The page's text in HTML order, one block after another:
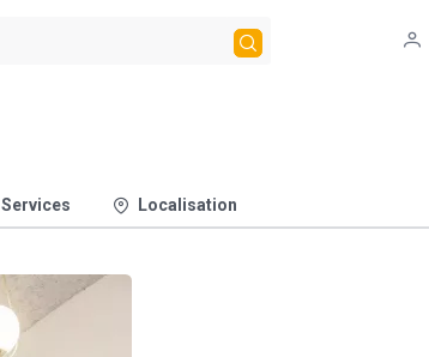
Services Localisation